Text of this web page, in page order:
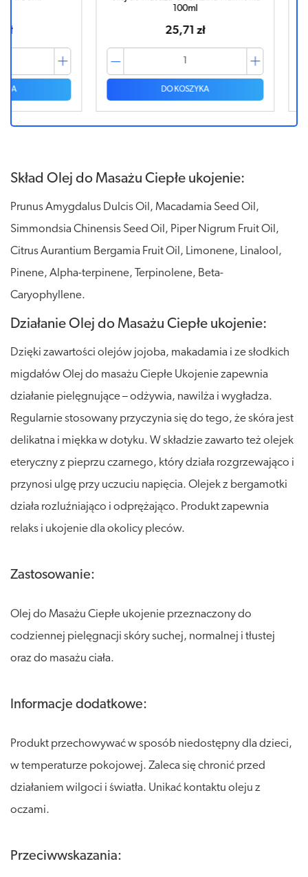
25,71 zł
DO KOSZYKA
Skład Olej do Masażu Ciepłe ukojenie:
Prunus Amygdalus Dulcis Oil, Macadamia Seed Oil,
Simmondsia Chinensis Seed Oil, Piper Nigrum Fruit Oil,
Citrus Aurantium Bergamia Fruit Oil, Limonene, Linalool,
Pinene, Alpha-terpinene, Terpinolene, Beta-
Caryophyllene.
Działanie Olej do Masażu Ciepłe ukojenie:
Dzięki zawartości olejów jojoba, makadamia i ze słodkich
migdałów Olej do masażu Ciepłe Ukojenie zapewnia
działanie pielęgnujące – odżywia, nawilża i wygładza.
Regularnie stosowany przyczynia się do tego, że skóra jest
delikatna i miękka w dotyku. W składzie zawarto też olejek
eteryczny z pieprzu czarnego, który działa rozgrzewająco i
przynosi ulgę przy uczuciu napięcia. Olejek z bergamotki
działa rozluźniająco i odprężająco. Produkt zapewnia
relaks i ukojenie dla okolicy pleców.
Zastosowanie:
Olej do Masażu Ciepłe ukojenie przeznaczony do
codziennej pielęgnacji skóry suchej, normalnej i tłustej
oraz do masażu ciała.
Informacje dodatkowe:
Produkt przechowywać w sposób niedostępny dla dzieci,
w temperaturze pokojowej. Zaleca się chronić przed
działaniem wilgoci i światła. Unikać kontaktu oleju z
oczami.
Przeciwwskazania: